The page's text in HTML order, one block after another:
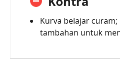
Kurva belajar
tambahan untuk